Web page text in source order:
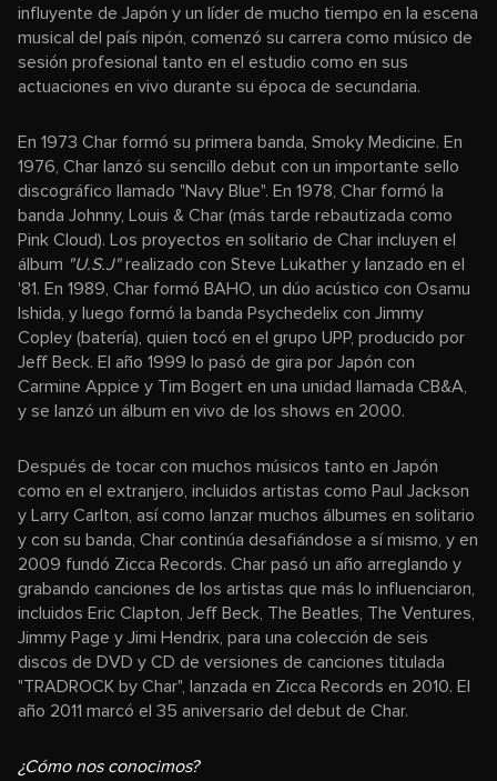
influyente de Japón y un líder de mucho tiempo en la escena
musical del país nipón, comenzó su carrera como músico de
sesión profesional tanto en el estudio como en sus
actuaciones en vivo durante su época de secundaria.
En 1973 Char formó su primera banda, Smoky Medicine. En
1976, Char lanzó su sencillo debut con un importante sello
discográfico llamado "Navy Blue". En 1978, Char formó la
banda Johnny, Louis & Char (más tarde rebautizada como
Pink Cloud). Los proyectos en solitario de Char incluyen el
álbum "U.S.J"realizado con Steve Lukather y lanzado en el
'81. En 1989, Char formó BAHO, un dúo acústico con Osamu
Ishida, y luego formó la banda Psychedelix con Jimmy
Copley (batería), quien tocó en el grupo UPP, producido por
Jeff Beck. El año 1999 lo pasó de gira por Japón con
Carmine Appice y Tim Bogert en una unidad llamada CB&A,
y se lanzó un álbum en vivo de los shows en 2000.
Después de tocar con muchos músicos tanto en Japón
como en el extranjero, incluidos artistas como Paul Jackson
y Larry Carlton, así como lanzar muchos álbumes en solitario
y con su banda, Char continúa desafiándose a sí mismo, y en
2009 fundó Zicca Records. Char pasó un año arreglando y
grabando canciones de los artistas que más lo influenciaron,
incluidos Eric Clapton, Jeff Beck, The Beatles, The Ventures,
Jimmy Page y Jimi Hendrix, para una colección de seis
discos de DVD y CD de versiones de canciones titulada
"TRADROCK by Char", lanzada en Zicca Records en 2010. El
año 2011 marcó el 35 aniversario del debut de Char.
¿Cómo nos conocimos?